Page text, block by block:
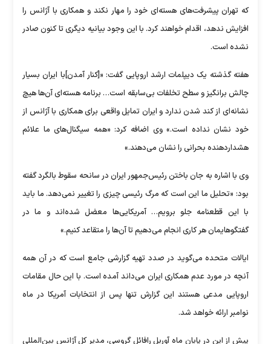
که تهران پیشرفت‌های هسته‌ای خود را مهار نکند و همکاری با آژانس را
افزایش ندهد، اقدام خواهند کرد. با این وجود بیانیه دیگری تا کنون صادر
نشده است.
هفته گذشته یک دیپلمات ارشد اروپایی گفت: «[کنار آمدن]با ایران بسیار
چالش برانگیز و سطح تخلفات بی‌سابقه است… برنامه هسته‌ای آن‌ها هیچ
نشانه‌ای از کند شدن ندارد و ایران تمایل واقعی برای همکاری با آژانس از
خود نشان نداده است.» وی اضافه کرد: «همه سیگنال‌های ما علائم
هشداردهنده بحرانی را نشان می‌دهند.»
وی با اشاره به جان باختن رئیس‌جمهور ایران در سانحه سقوط بالگرد گفته
بود: «تحلیل ما این است که مرگ رئیسی چیزی را تغییر نمی‌دهد. ما باید
با این قطعنامه جلو برویم… آمریکایی‌ها معضل شده‌اند و ما در
گفتگوهایمان هر کاری انجام می‌دهیم تا آن‌ها را متقاعد کنیم.»
ایالات متحده می‌گوید در صدد تهیه گزارشی جامع است که در آن همه
آنچه در مورد عدم همکاری ایران می‌داند آمده است. با این حال مقامات
اروپایی مدعی هستند این گزارش تنها پس از انتخابات آمریکا در ماه
نوامبر ارائه خواهد شد.
پیش از این در پایان ماه آوریل رافائل گروسی، مدیر کل آژانس بین‌المللی